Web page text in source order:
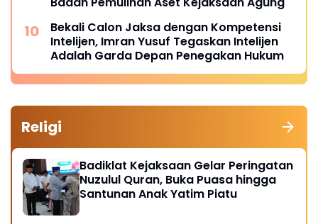
Bekali Calon Jaksa dengan Kompetensi
Intelijen, Imran Yusuf Tegaskan Intelijen
Adalah Garda Depan Penegakan Hukum
Religi
Badiklat Kejaksaan Gelar Peringatan
Nuzulul Quran, Buka Puasa hingga
Santunan Anak Yatim Piatu